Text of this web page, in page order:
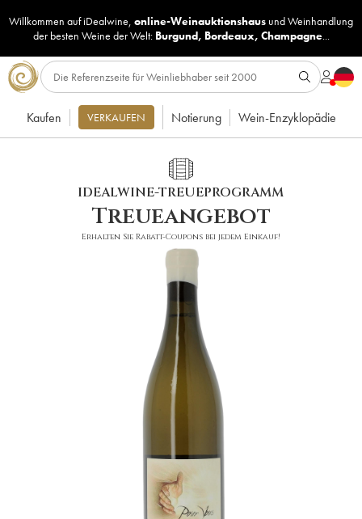
Willkommen auf iDealwine, online-Weinauktionshaus undWeinhandlung
der besten Weine der Welt: Burgund, Bordeaux, Champagne...
Kaufen VERKAUFEN Notierung Wein-Enzyklopädie
IDEALWINE-TREUEPROGRAMM
Treueangebot
Erhalten Sie Rabatt-Coupons bei jedem Einkauf!